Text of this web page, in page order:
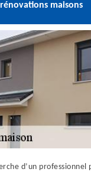
maisons
d’un professionnel